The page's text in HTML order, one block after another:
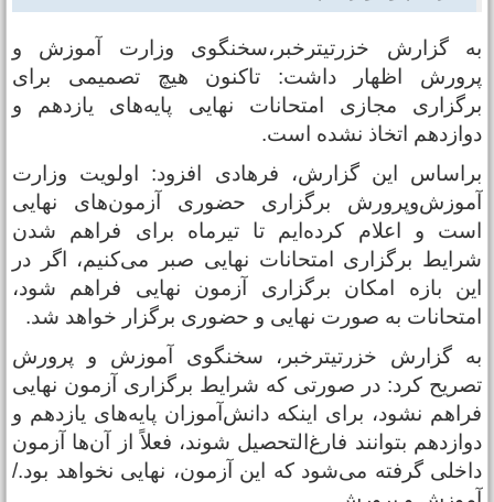
گزارش خزرتیترخبر،سخنگوی وزارت آموزش و
اظهار داشت: تاکنون هیچ تصمیمی برای
مجازی امتحانات نهایی پایه‌های یازدهم و
اتخاذ نشده است.
این گزارش، فرهادی افزود: اولویت وزارت
برگزاری حضوری آزمون‌های نهایی
و اعلام کرده‌ایم تا تیرماه برای فراهم شدن
برگزاری امتحانات نهایی صبر می‌کنیم، اگر در
بازه امکان برگزاری آزمون نهایی فراهم شود،
به صورت نهایی و حضوری برگزار خواهد شد.
گزارش خزرتیترخبر، سخنگوی آموزش و پرورش
کرد: در صورتی که شرایط برگزاری آزمون نهایی
نشود، برای اینکه دانش‌آموزان پایه‌های یازدهم و
بتوانند فارغ‌التحصیل شوند، فعلاً از آن‌ها آزمون
گرفته می‌شود که این آزمون، نهایی نخواهد بود./